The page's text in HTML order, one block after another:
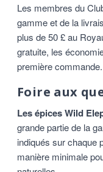
Les membres du
gamme et de la
plus de 50 £ au
gratuite, les
première commande.
Foire aux
Les épices Wild
grande partie de la
indiqués sur chaque
manière minimale